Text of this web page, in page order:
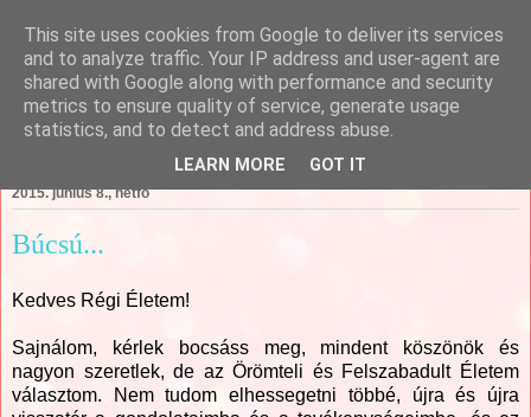
Csajági Ildikó - ÖrömKépek
2015. június 8., hétfő
Búcsú...
Kedves Régi Életem!
Sajnálom, kérlek bocsáss meg, mindent köszönök és
nagyon szeretlek, de az Örömteli és Felszabadult Életem
választom. Nem tudom elhessegetni többé, újra és újra
This site uses cookies from Google to deliver its services
and to analyze traffic. Your IP address and user-agent are
shared with Google along with performance and security
metrics to ensure quality of service, generate usage
statistics, and to detect and address abuse.
LEARN MORE GOT IT